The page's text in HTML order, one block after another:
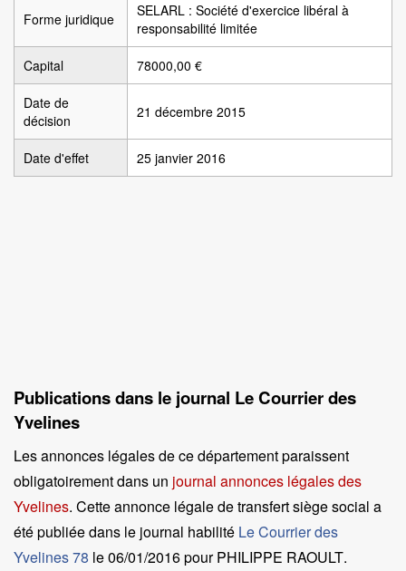
Forme juridique
SELARL : Société d'exercice libéral à
responsabilité limitée
Capital 78000,00 €
Date de
décision
21 décembre 2015
Date d'effet 25 janvier 2016
Publications dans le journal Le Courrier des
Yvelines
Les annonces légales de ce département paraissent
obligatoirement dans un journal annonces légales des
Yvelines. Cette annonce légale de transfert siège social a
été publiée dans le journal habilité Le Courrier des
Yvelines 78 le06/01/2016 pour PHILIPPE RAOULT.